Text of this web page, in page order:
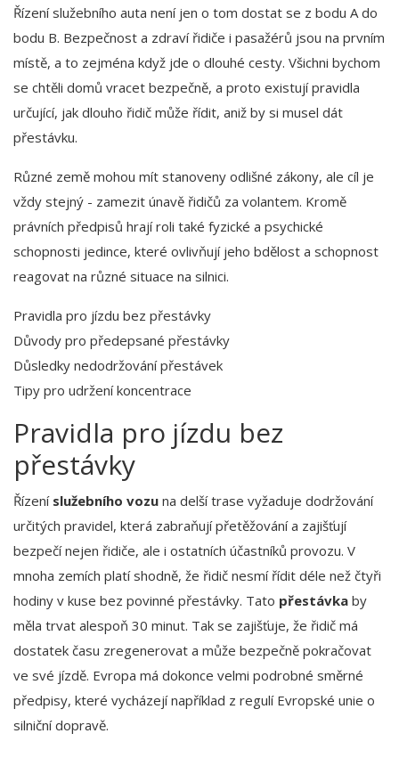
Řízení služebního auta není jen o tom dostat se z bodu A do
bodu B. Bezpečnost a zdraví řidiče i pasažérů jsou na prvním
místě, a to zejména když jde o dlouhé cesty. Všichni bychom
se chtěli domů vracet bezpečně, a proto existují pravidla
určující, jak dlouho řidič může řídit, aniž by si musel dát
přestávku.
Různé země mohou mít stanoveny odlišné zákony, ale cíl je
vždy stejný - zamezit únavě řidičů za volantem. Kromě
právních předpisů hrají roli také fyzické a psychické
schopnosti jedince, které ovlivňují jeho bdělost a schopnost
reagovat na různé situace na silnici.
Pravidla pro jízdu bez přestávky
Důvody pro předepsané přestávky
Důsledky nedodržování přestávek
Tipy pro udržení koncentrace
Pravidla pro jízdu bez
přestávky
Řízení služebního vozu na delší trase vyžaduje dodržování
určitých pravidel, která zabraňují přetěžování a zajišťují
bezpečí nejen řidiče, ale i ostatních účastníků provozu. V
mnoha zemích platí shodně, že řidič nesmí řídit déle než čtyři
hodiny v kuse bez povinné přestávky. Tato přestávka by
měla trvat alespoň 30 minut. Tak se zajišťuje, že řidič má
dostatek času zregenerovat a může bezpečně pokračovat
ve své jízdě. Evropa má dokonce velmi podrobné směrné
předpisy, které vycházejí například z regulí Evropské unie o
silniční dopravě.